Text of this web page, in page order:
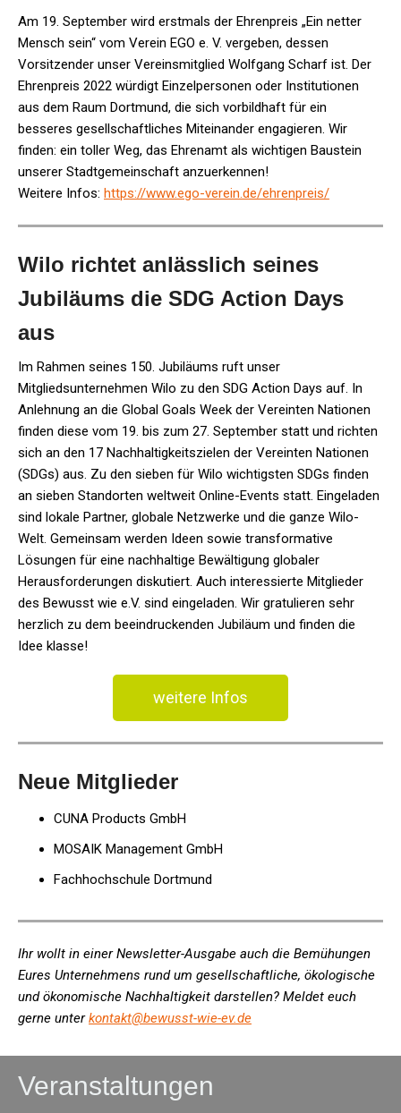
Am 19. September wird erstmals der Ehrenpreis „Ein netter
Mensch sein“ vom Verein EGO e. V. vergeben, dessen
Vorsitzender unser Vereinsmitglied Wolfgang Scharf ist. Der
Ehrenpreis 2022 würdigt Einzelpersonen oder Institutionen
aus dem Raum Dortmund, die sich vorbildhaft für ein
besseres gesellschaftliches Miteinander engagieren. Wir
finden: ein toller Weg, das Ehrenamt als wichtigen Baustein
unserer Stadtgemeinschaft anzuerkennen!
Weitere Infos: https://www.ego-verein.de/ehrenpreis/
Wilo richtet anlässlich seines
Jubiläums die SDG Action Days
aus
Im Rahmen seines 150. Jubiläums ruft unser
Mitgliedsunternehmen Wilo zu den SDG Action Days auf. In
Anlehnung an die Global Goals Week der Vereinten Nationen
finden diese vom 19. bis zum 27. September statt und richten
sich an den 17 Nachhaltigkeitszielen der Vereinten Nationen
(SDGs) aus. Zu den sieben für Wilo wichtigsten SDGs finden
an sieben Standorten weltweit Online-Events statt. Eingeladen
sind lokale Partner, globale Netzwerke und die ganze Wilo-
Welt. Gemeinsam werden Ideen sowie transformative
Lösungen für eine nachhaltige Bewältigung globaler
Herausforderungen diskutiert. Auch interessierte Mitglieder
des Bewusst wie e.V. sind eingeladen. Wir gratulieren sehr
herzlich zu dem beeindruckenden Jubiläum und finden die
Idee klasse!
weitere Infos
Neue Mitglieder
CUNA Products GmbH
MOSAIK Management GmbH
Fachhochschule Dortmund
Ihr wollt in einer Newsletter-Ausgabe auch die Bemühungen
Eures Unternehmens rund um gesellschaftliche, ökologische
und ökonomische Nachhaltigkeit darstellen? Meldet euch
gerne unterkontakt@bewusst-wie-ev.de
Veranstaltungen